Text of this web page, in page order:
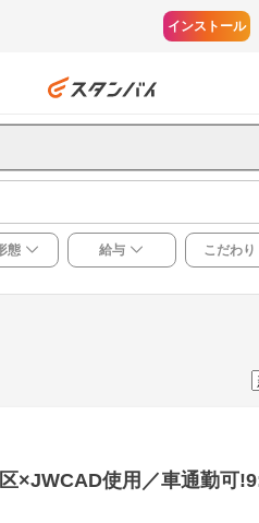
インストール
態 給与 こだわり
×JWCAD使用／車通勤可